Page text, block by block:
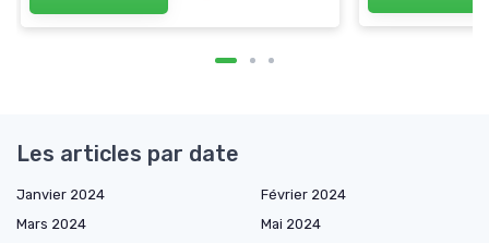
Les articles par date
Janvier 2024
Février 2024
Mars 2024
Mai 2024